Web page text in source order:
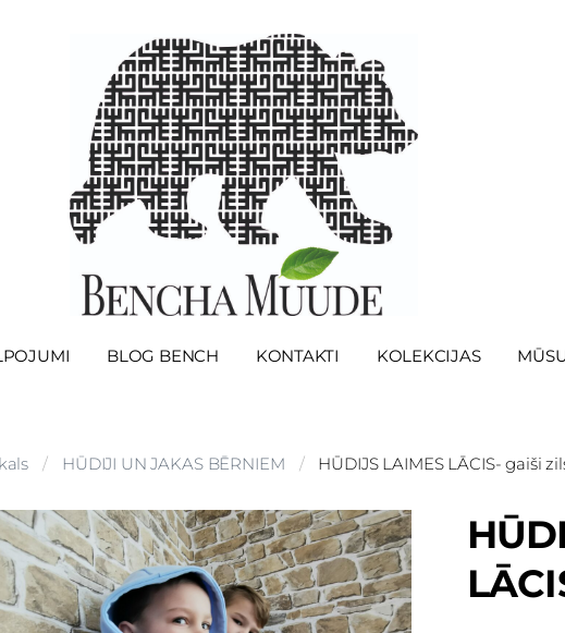
BLOG BENCH KONTAKTI KOLEKCIJAS
HŪDIJI UN JAKAS BĒRNIEM HŪDIJS LAIMES LĀCIS- gaiši